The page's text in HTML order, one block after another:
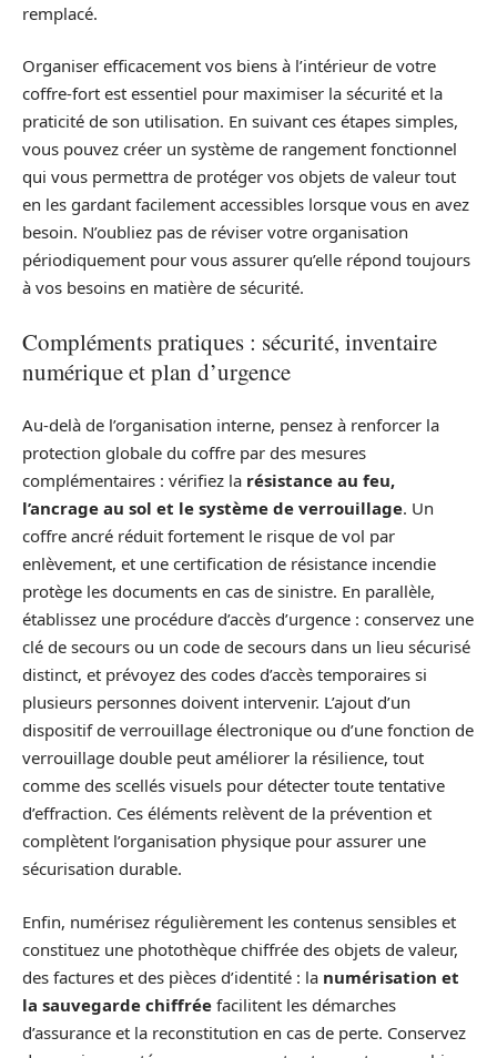
remplacé.
Organiser efficacement vos biens à l’intérieur de votre
coffre-fort est essentiel pour maximiser la sécurité et la
praticité de son utilisation. En suivant ces étapes simples,
vous pouvez créer un système de rangement fonctionnel
qui vous permettra de protéger vos objets de valeur tout
en les gardant facilement accessibles lorsque vous en avez
besoin. N’oubliez pas de réviser votre organisation
périodiquement pour vous assurer qu’elle répond toujours
à vos besoins en matière de sécurité.
Compléments pratiques : sécurité, inventaire
numérique et plan d’urgence
Au-delà de l’organisation interne, pensez à renforcer la
protection globale du coffre par des mesures
complémentaires : vérifiez la résistance au feu,
l’ancrage au sol et le système de verrouillage. Un
coffre ancré réduit fortement le risque de vol par
enlèvement, et une certification de résistance incendie
protège les documents en cas de sinistre. En parallèle,
établissez une procédure d’accès d’urgence : conservez une
clé de secours ou un code de secours dans un lieu sécurisé
distinct, et prévoyez des codes d’accès temporaires si
plusieurs personnes doivent intervenir. L’ajout d’un
dispositif de verrouillage électronique ou d’une fonction de
verrouillage double peut améliorer la résilience, tout
comme des scellés visuels pour détecter toute tentative
d’effraction. Ces éléments relèvent de la prévention et
complètent l’organisation physique pour assurer une
sécurisation durable.
Enfin, numérisez régulièrement les contenus sensibles et
constituez une photothèque chiffrée des objets de valeur,
des factures et des pièces d’identité : la numérisation et
la sauvegarde chiffrée facilitent les démarches
d’assurance et la reconstitution en cas de perte. Conservez